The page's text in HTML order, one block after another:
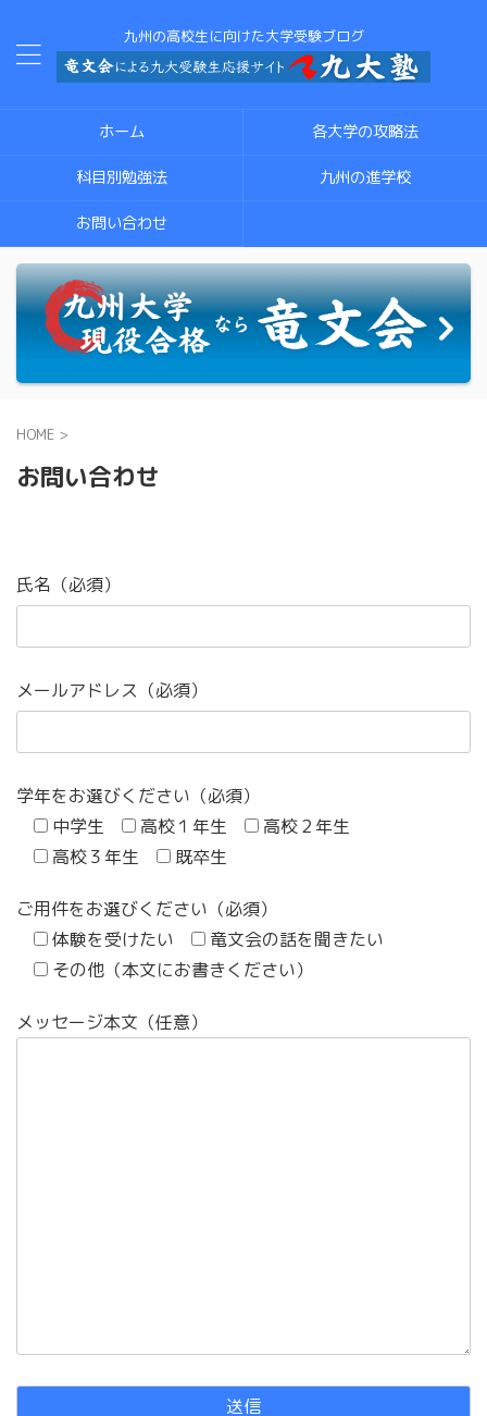
九州の高校生に向けた大学受験ブログ
ホーム 各大学の攻略法
科目別勉強法 九州の進学校
お問い合わせ
HOME >
お問い合わせ
氏名（必須）
メールアドレス（必須）
学年をお選びください（必須）
中学生
高校１年生
高校２年生
高校３年生
既卒生
ご用件をお選びください（必須）
体験を受けたい
竜文会の話を聞きたい
その他（本文にお書きください）
メッセージ本文（任意）